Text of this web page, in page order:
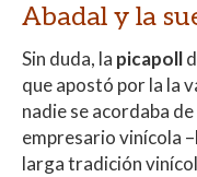
Abadal y la
Sin duda, la picapoll
que apostó por la la
nadie se acordaba de
empresario vinícola
larga tradición